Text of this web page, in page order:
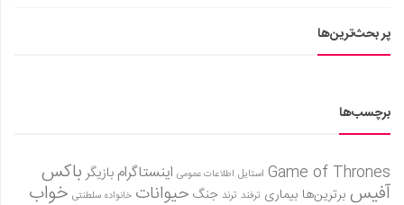
پر بحث‌ترین‌ها
برچسب‌ها
Game of Thrones استایل اطلاعات عمومی اینستاگرام بازیگر باکس
آفیس برترین‌ها بیماری ترفند ترند جنگ حیوانات خانواده سلطنتی خواب